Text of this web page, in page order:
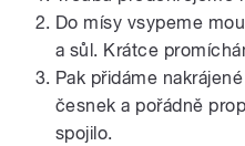
Do mísy vsypeme
a sůl. Krátce
Pak přidáme
česnek a pořádně
spojilo.